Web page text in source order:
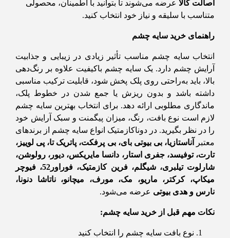
اصالت کالا عرضه می‌شوند تا بتوانید با اطمینان، محصولی
متناسب با سلیقه و نیاز خود انتخاب کنید.
راهنمای خرید سایه چشم
انتخاب سایه چشم مناسب تأثیر زیادی در زیبایی و جذابیت
آرایش چشم دارد. یک سایه چشم باکیفیت علاوه بر رنگ‌دهی
بالا، باید به‌راحتی روی پلک پخش شود، قابلیت ترکیب مناسبی
داشته باشد و بدون ریزش یا جمع شدن در خطوط پلک،
ماندگاری مطلوبی ارائه دهد. برای انتخاب بهترین سایه چشم
لازم است نوع بافت، رنگ، میزان پیگمنت و سبک آرایش خود
را در نظر بگیرید. در دوناکازمتیک انواع سایه چشم از برندهای
معتبر
آناستازیا، بی بیوتی بای، بی پرفکت، پاتریک تا، پی لوییز،
تارت، توفیسد، جفری استار، دانسا مایریکس، دیور، رولوشن،
شارلوت تیلبری، شیگلم، فرین کازمتیک، فوراور52، فیوچر
میکاپ، کرکتر، ماریو، مک، مورف، میچانو، ناتاشا دنونا،
نارس و هدی بیوتی عرضه می‌شود.
نکات مهم قبل از خرید سایه چشم:
نوع بافت سایه چشم را انتخاب کنید